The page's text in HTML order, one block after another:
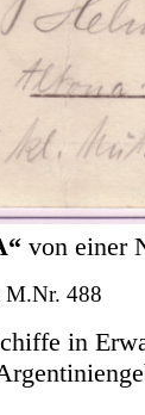
von einer
M.Nr. 488
in